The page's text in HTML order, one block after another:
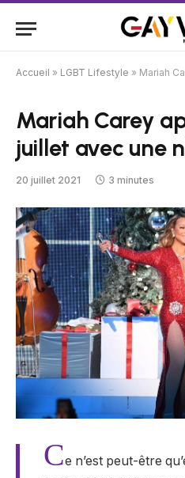
Accueil » LGBT Lifestyle » Mariah Carey
Mariah Carey
juillet avec une
20 juillet 2021 3 minutes
Ce n’est peut-être